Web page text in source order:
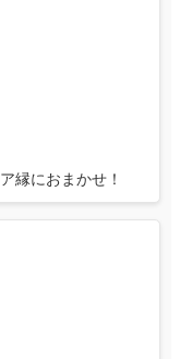
縁におまかせ！